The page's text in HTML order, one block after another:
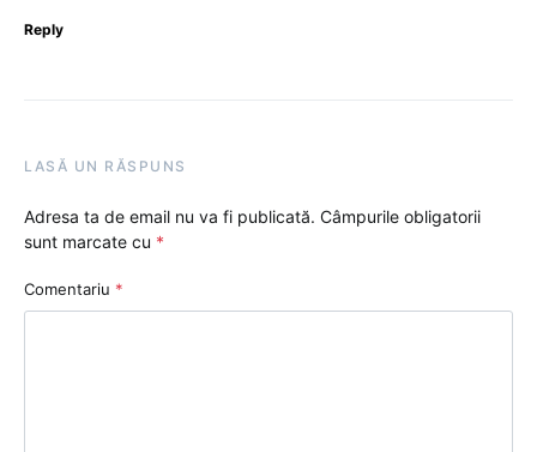
Reply
LASĂ UN RĂSPUNS
Adresa ta de email nu va fi publicată. Câmpurile obligatorii
sunt marcate cu *
Comentariu *